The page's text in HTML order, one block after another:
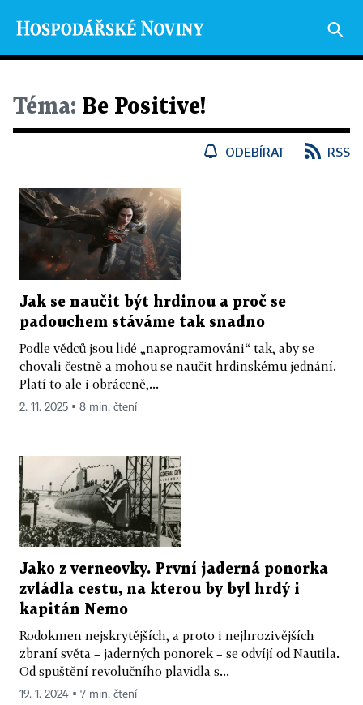
Téma: Be Positive!
ODEBÍRAT RSS
Jak se naučit být hrdinou a proč se
padouchem stáváme tak snadno
Podle vědců jsou lidé „naprogramováni“ tak, aby se
chovali čestně a mohou se naučit hrdinskému jednání.
Platí to ale i obráceně,...
2. 11. 2025 ▪ 8 min. čtení
Jako z verneovky. První jaderná ponorka
zvládla cestu, na kterou by byl hrdý i
kapitán Nemo
Rodokmen nejskrytějších, a proto i nejhrozivějších
zbraní světa – jaderných ponorek – se odvíjí od Nautila.
Od spuštění revolučního plavidla s...
19. 1. 2024 ▪ 7 min. čtení